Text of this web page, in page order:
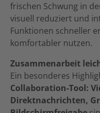
frischen Schwung in
visuell reduziert und
Funktionen schneller
komfortabler nutzen.
Zusammenarbeit
Ein besonderes
Collaboration-Tool:
Direktnachrichten,